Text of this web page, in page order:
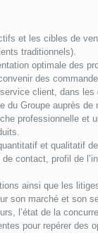
et les cibles de
traditionnels).
optimale des
des
client, dans les
du Groupe auprès
professionnelle et
et qualitatif
contact, profil de
ainsi que les
son marché et son
l’état de la
pour repérer des